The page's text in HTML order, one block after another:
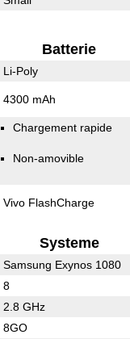
Batterie
Li-Poly
4300 mAh
Chargement rapide
Non-amovible
Vivo FlashCharge
Systeme
Samsung Exynos 1080
8
2.8 GHz
8GO